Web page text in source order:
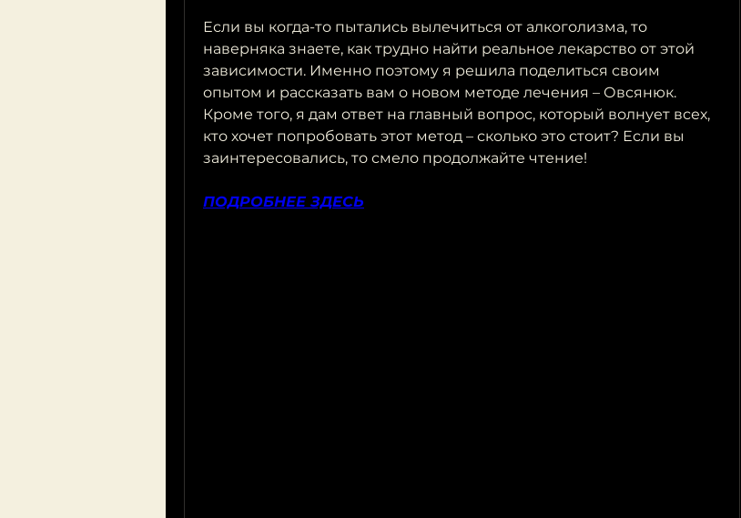
Если вы когда-то пытались вылечиться от алкоголизма, то
наверняка знаете, как трудно найти реальное лекарство от этой
зависимости. Именно поэтому я решила поделиться своим
опытом и рассказать вам о новом методе лечения – Овсянюк.
Кроме того, я дам ответ на главный вопрос, который волнует всех,
кто хочет попробовать этот метод – сколько это стоит? Если вы
заинтересовались, то смело продолжайте чтение!
ПОДРОБНЕЕ ЗДЕСЬ